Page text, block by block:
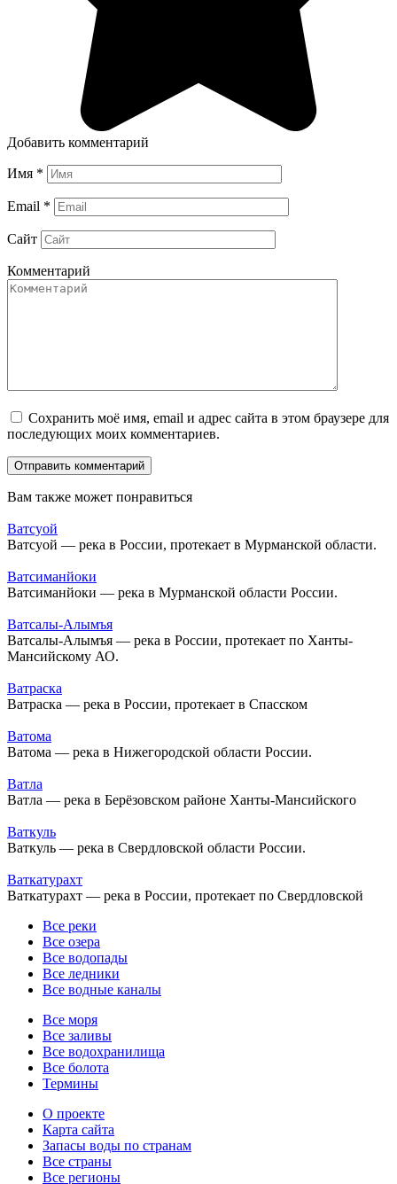
Добавить комментарий
Имя *
Email *
Сайт
Комментарий
Сохранить моё имя, email и адрес сайта в этом браузере для
последующих моих комментариев.
Вам также может понравиться
Ватсуой
Ватсуой — река в России, протекает в Мурманской области.
Ватсиманйоки
Ватсиманйоки — река в Мурманской области России.
Ватсалы-Алымъя
Ватсалы-Алымъя — река в России, протекает по Ханты-
Мансийскому АО.
Ватраска
Ватраска — река в России, протекает в Спасском
Ватома
Ватома — река в Нижегородской области России.
Ватла
Ватла — река в Берёзовском районе Ханты-Мансийского
Ваткуль
Ваткуль — река в Свердловской области России.
Ваткатурахт
Ваткатурахт — река в России, протекает по Свердловской
Все реки
Все озера
Все водопады
Все ледники
Все водные каналы
Все моря
Все заливы
Все водохранилища
Все болота
Термины
О проекте
Карта сайта
Запасы воды по странам
Все страны
Все регионы